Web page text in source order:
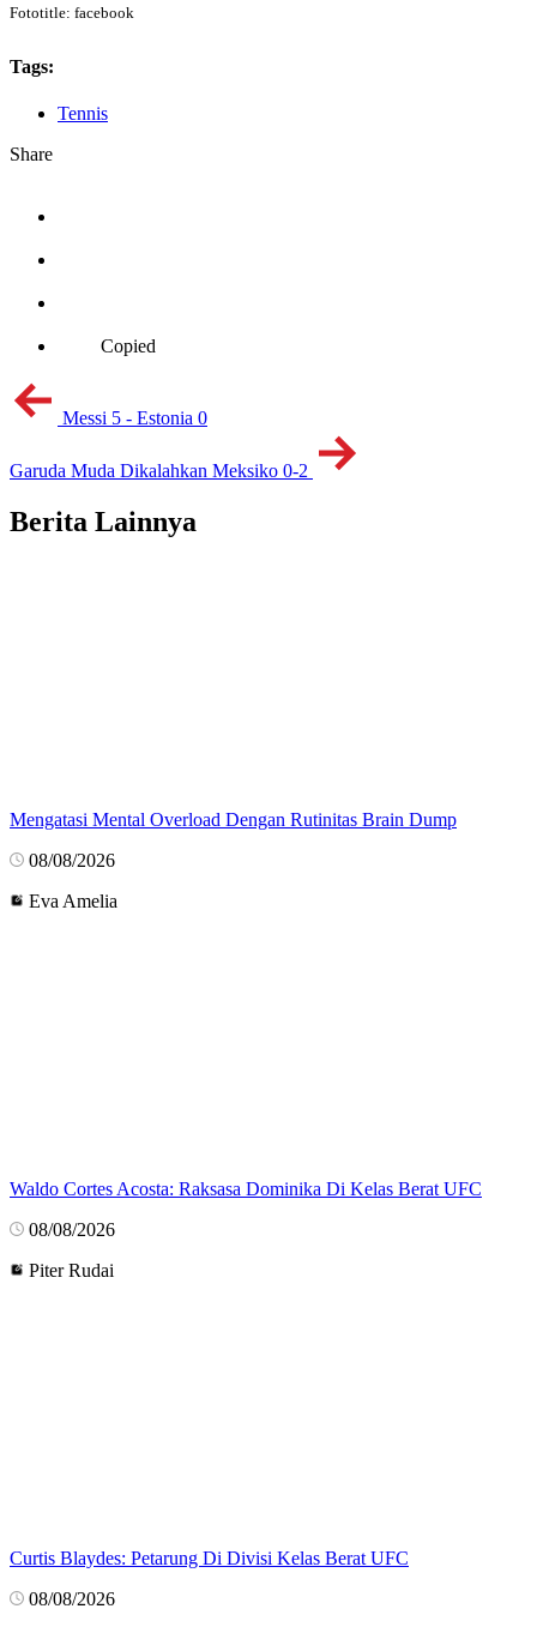
Fototitle: facebook
Tags:
Tennis
Share
Copied
Messi 5 - Estonia 0
Garuda Muda Dikalahkan Meksiko 0-2
Berita Lainnya
Mengatasi Mental Overload Dengan Rutinitas Brain Dump
08/08/2026
Eva Amelia
Waldo Cortes Acosta: Raksasa Dominika Di Kelas Berat UFC
08/08/2026
Piter Rudai
Curtis Blaydes: Petarung Di Divisi Kelas Berat UFC
08/08/2026